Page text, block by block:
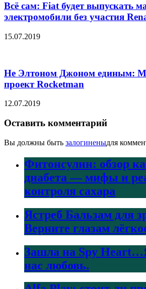
Всё сам: Fiat будет выпускать
электромобили без участия
15.07.2019
Не Элтоном Джоном единым:
проект Rocketman
12.07.2019
Оставить комментарий
Вы должны быть залогиненыдля
Фитонсулин: обзор
диабета — мифы и
контроля сахара
Ястреб Бальзам для
Верните глазам
Зашла на Spy
нас любовь.